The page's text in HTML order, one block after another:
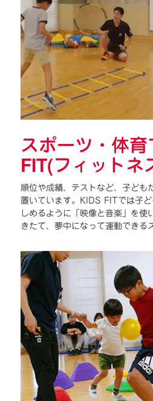
スポーツ・体育
FIT(フィットネ
順位や成績、テストなど、子ども
置いています。KIDS FITでは子
しめるように「映像と音楽」を使
きたて、夢中になって運動できる